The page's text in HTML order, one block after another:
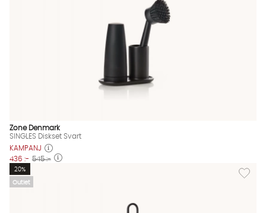
Zone Denmark
SINGLES Diskset Svart
KAMPANJ
436 :- 545 :-
Outlet
Lägg
20%